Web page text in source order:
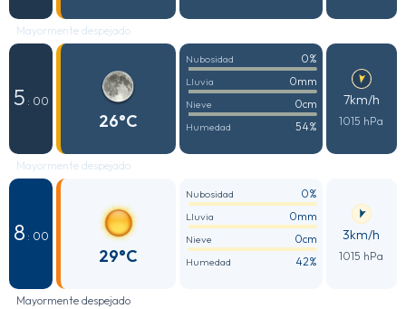
Mayormente despejado
5 : 00
26°C
Nubosidad 0%
Lluvia 0mm
Nieve 0cm
Humedad 54%
7km/h
1015 hPa
Mayormente despejado
8 : 00
29°C
Nubosidad 0%
Lluvia 0mm
Nieve 0cm
Humedad 42%
3km/h
1015 hPa
Mayormente despejado